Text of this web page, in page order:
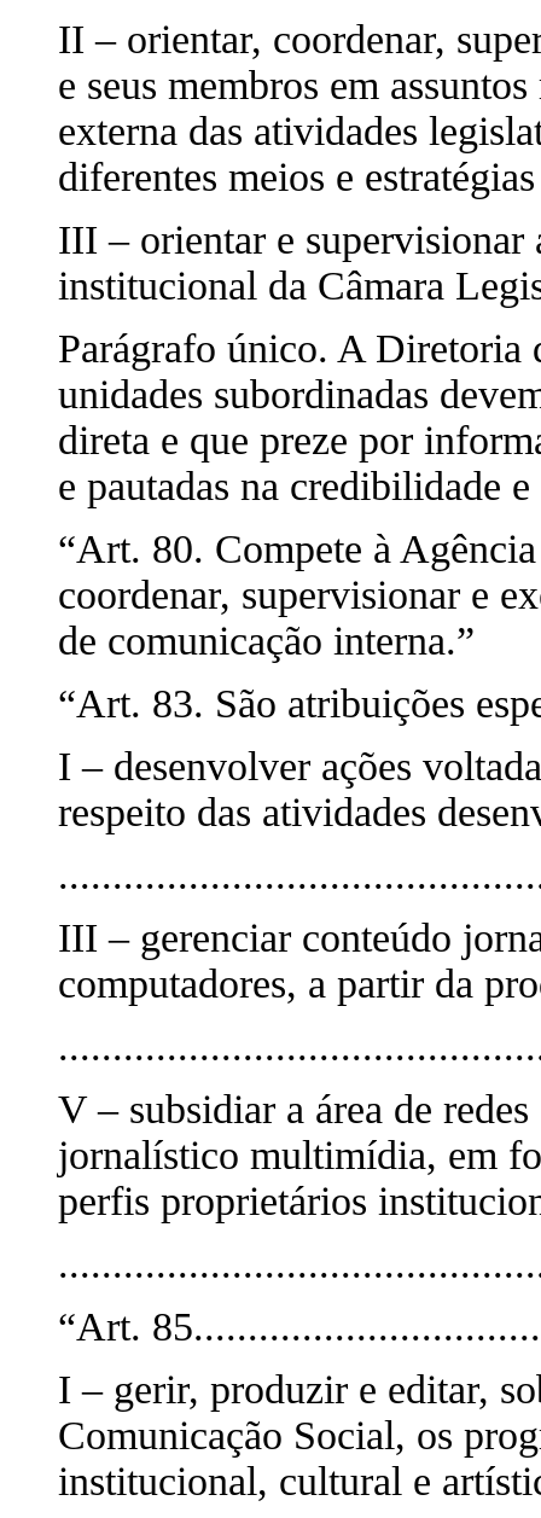
II – orientar, coordenar,
e seus membros em
externa das atividades
diferentes meios e
III – orientar e supervisionar
institucional da Câmara
Parágrafo único. A Diretoria
unidades subordinadas
direta e que preze por
e pautadas na credibilidade
“Art. 80. Compete à
coordenar, supervisionar e
de comunicação interna.”
“Art. 83. São atribuições
I – desenvolver ações
respeito das atividades
III – gerenciar conteúdo
computadores, a partir da
V – subsidiar a área de
jornalístico multimídia, em
perfis proprietários
“Art.
I – gerir, produzir e editar,
Comunicação Social, os
institucional, cultural e